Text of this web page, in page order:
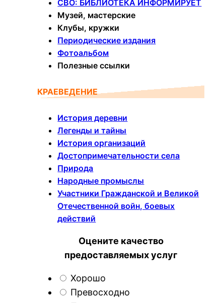
СВО: БИБЛИОТЕКА ИНФОРМИРУЕТ
Музей, мастерские
Клубы, кружки
Периодические издания
Фотоальбом
Полезные ссылки
КРАЕВЕДЕНИЕ
История деревни
Легенды и тайны
История организаций
Достопримечательности села
Природа
Народные промыслы
Участники Гражданской и Великой
Отечественной войн, боевых
действий
Оцените качество
предоставляемых услуг
Хорошо
Превосходно